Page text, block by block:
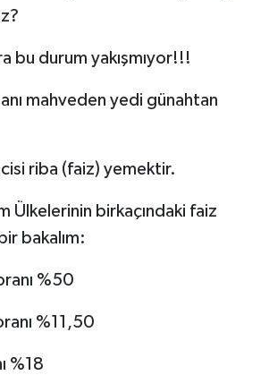
bu durum yakışmıyor!!!
mahveden yedi günahtan
riba (faiz) yemektir.
Ülkelerinin birkaçındaki faiz
bakalım:
%50
%11,50
%18